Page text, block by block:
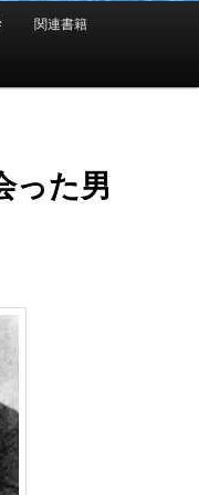
関連書籍
った男